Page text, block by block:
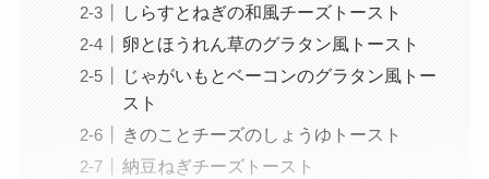
しらすとねぎの和風チーズトースト
卵とほうれん草のグラタン風トースト
じゃがいもとベーコンのグラタン風トー
スト
きのことチーズのしょうゆトースト
納豆ねぎチーズトースト